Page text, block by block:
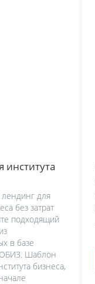
института
для
без затрат
подходящий
в базе
Шаблон
бизнеса,